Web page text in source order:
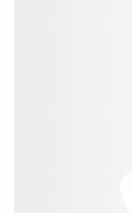
Nossos planos